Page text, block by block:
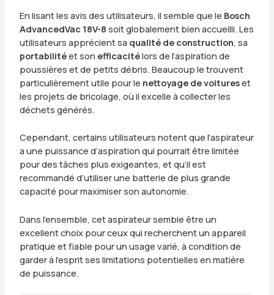
En lisant les avis des utilisateurs, il semble que le Bosch
AdvancedVac 18V-8 soit globalement bien accueilli. Les
utilisateurs apprécient sa qualité de construction, sa
portabilitéet son efficacitélors de l’aspiration de
poussières et de petits débris. Beaucoup le trouvent
particulièrement utile pour le nettoyage de voitureset
les projets de bricolage, où il excelle à collecter les
déchets générés.
Cependant, certains utilisateurs notent que l’aspirateur
a une puissance d’aspiration qui pourrait être limitée
pour des tâches plus exigeantes, et qu’il est
recommandé d’utiliser une batterie de plus grande
capacité pour maximiser son autonomie.
Dans l’ensemble, cet aspirateur semble être un
excellent choix pour ceux qui recherchent un appareil
pratique et fiable pour un usage varié, à condition de
garder à l’esprit ses limitations potentielles en matière
de puissance.